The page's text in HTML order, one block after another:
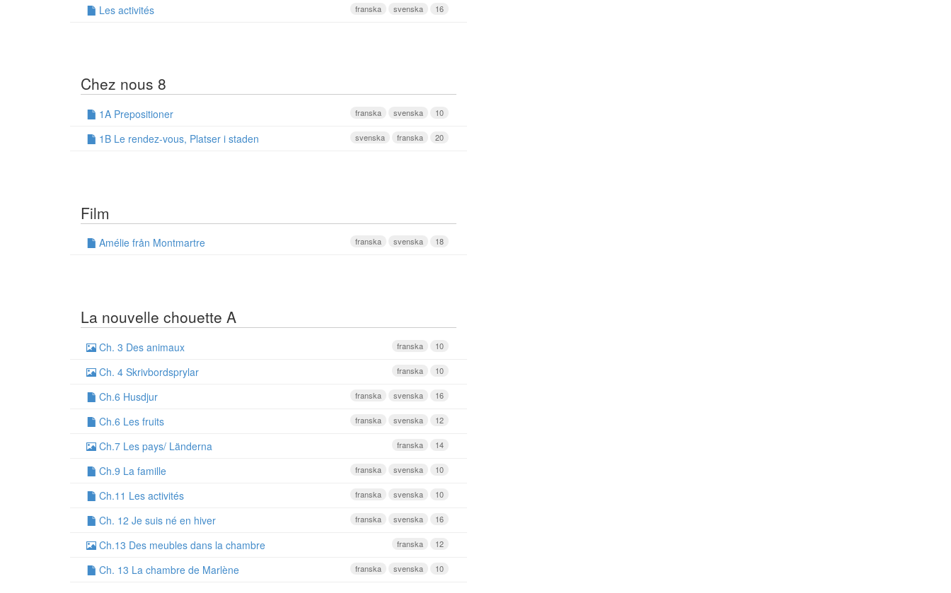
16
svenska
franska
Les activités
Chez nous 8
10
svenska
franska
1A Prepositioner
20
franska
svenska
1B Le rendez-vous, Platser i staden
Film
18
svenska
franska
Amélie från Montmartre
La nouvelle chouette A
10
franska
Ch. 3 Des animaux
10
franska
Ch. 4 Skrivbordsprylar
16
svenska
franska
Ch.6 Husdjur
12
svenska
franska
Ch.6 Les fruits
14
franska
Ch.7 Les pays/ Länderna
10
svenska
franska
Ch.9 La famille
10
svenska
franska
Ch.11 Les activités
16
svenska
franska
Ch. 12 Je suis né en hiver
12
franska
Ch.13 Des meubles dans la chambre
10
svenska
franska
Ch. 13 La chambre de Marlène